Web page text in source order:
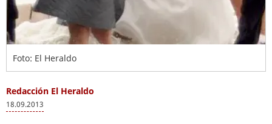
Foto: El Heraldo
Redacción El Heraldo
18.09.2013